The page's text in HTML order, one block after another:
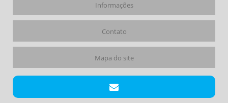
Informações
Contato
Mapa do site